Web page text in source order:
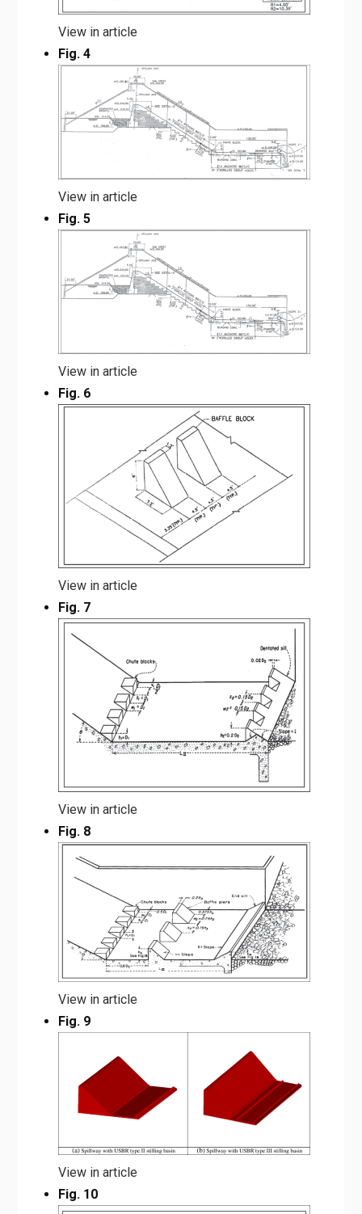
View in article
Fig. 4
View in article
Fig. 5
View in article
Fig. 6
View in article
Fig. 7
View in article
Fig. 8
View in article
Fig. 9
View in article
Fig. 10